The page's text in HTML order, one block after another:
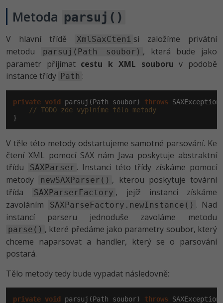
Metoda parsuj()
V hlavní třídě XmlSaxCteni si založíme privátní
metodu
parsuj(Path soubor) , která bude jako
parametr přijímat cestu k XML souboru v podobě
instance třídy Path :
private void parsuj(Path soubor) throws
// TODO zde vyplníme tělo metody
}
V těle této metody odstartujeme samotné parsování. Ke
čtení XML pomocí SAX nám Java poskytuje abstraktní
třídu
SAXParser . Instanci této třídy získáme pomocí
metody
newSAXParser() , kterou poskytuje tovární
třída
SAXParserFactory , jejíž instanci získáme
zavoláním
SAXParseFactory.newInstance() . Nad
instancí parseru jednoduše zavoláme metodu
parse() , které předáme jako parametry soubor, který
chceme naparsovat a handler, který se o parsování
postará.
Tělo metody tedy bude vypadat následovně:
private void parsuj(Path soubor) throws